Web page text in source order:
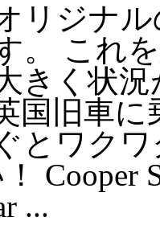
リジナ
。 これ
きく状
国旧車
とワク
Cooper
...